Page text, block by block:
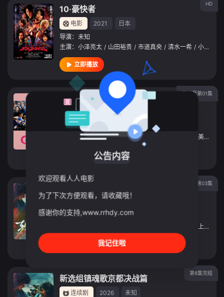
HD
10·豪快者
电影 2021
日本
导演： 未知
主演： 小泽亮太 / 山田裕贵 / 市道真央 / 清水一希 / 小池唯
立即播放
更新至第01集
礼物
连续剧 2026
导演：平野俊一 加藤尚树 / 伊藤弘晃
堤真一 / 山田裕贵 / 有村架纯 吉濑美智子
立即播放
更新至第03集
导演：渡边一贵
上杉柊平
第8集完结
新选组镇魂歌京都决战篇
连续剧 2026
未知
公告内容
欢迎观看人人电影
为了下次方便观看，请收藏哦！
感谢你的支持,www.rrhdy.com
我记住啦